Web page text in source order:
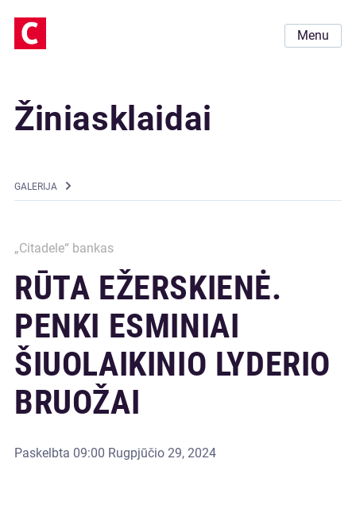
Menu
Žiniasklaidai
GALERIJA
„Citadele“ bankas
RŪTA EŽERSKIENĖ.
PENKI ESMINIAI
ŠIUOLAIKINIO LYDERIO
BRUOŽAI
Paskelbta 09:00 Rugpjūčio 29, 2024